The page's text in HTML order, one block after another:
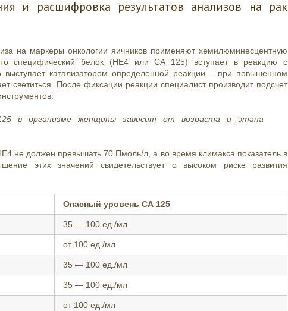
и расшифровка результатов анализов на рак
на маркеры онкологии яичников применяют хемилюминесцентную
специфический белок (НЕ4 или CA 125) вступает в реакцию с
катализатором определенной реакции – при повышенном
светиться. После фиксации реакции специалист производит подсчет
в организме женщины зависит от возраста и этапа
не должен превышать 70 Пмоль/л, а во время климакса показатель в
этих значений свидетельствует о высоком риске развития
Опасный уровень СА 125
35 — 100 ед./мл
от 100 ед./мл
35 — 100 ед./мл
35 — 100 ед./мл
от 100 ед./мл